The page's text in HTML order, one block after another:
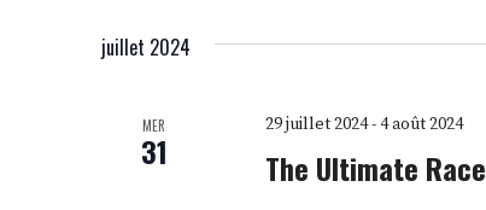
VUES
DATE.
juillet 2024
MER
31 The Ultimate Race
29 juillet 2024-4 août 2024